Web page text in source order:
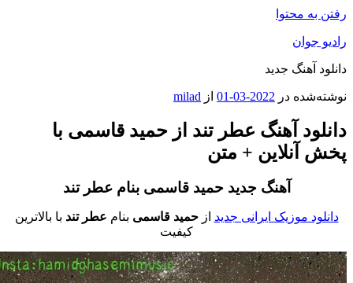
به محتوا
جوان
آهنگ جدید
در 2022-03-01 ازmilad
آهنگ عطر تند از حمید قاسمی با
آنلاین + متن
آهنگ جدید حمید قاسمیبنام عطر تند
دانلود موزیک ایرانی جدیدازحمید قاسمی بنامعطر تندبا بالاترین
کیفیت